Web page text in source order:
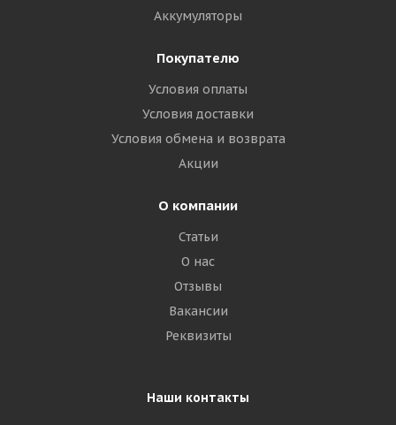
Аккумуляторы
Покупателю
Условия оплаты
Условия доставки
Условия обмена и возврата
Акции
О компании
Статьи
О нас
Отзывы
Вакансии
Реквизиты
Наши контакты